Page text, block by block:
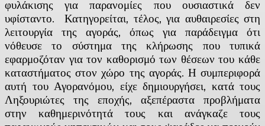
φυλάκισης για παρανομίες που ουσιαστικά δεν
υφίσταντο. Κατηγορείται, τέλος, για αυθαιρεσίες στη
λειτουργία της αγοράς, όπως για παράδειγμα ότι
νόθευσε το σύστημα της κλήρωσης που τυπικά
εφαρμοζόταν για τον καθορισμό των θέσεων του κάθε
καταστήματος στον χώρο της αγοράς. Η συμπεριφορά
αυτή του Αγορανόμου, είχε δημιουργήσει, κατά τους
Ληξουριώτες της εποχής, αξεπέραστα προβλήματα
στην καθημερινότητά τους και ανάγκαζε τους